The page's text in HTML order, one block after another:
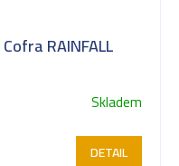
RAINFALL
Skladem
DETAIL